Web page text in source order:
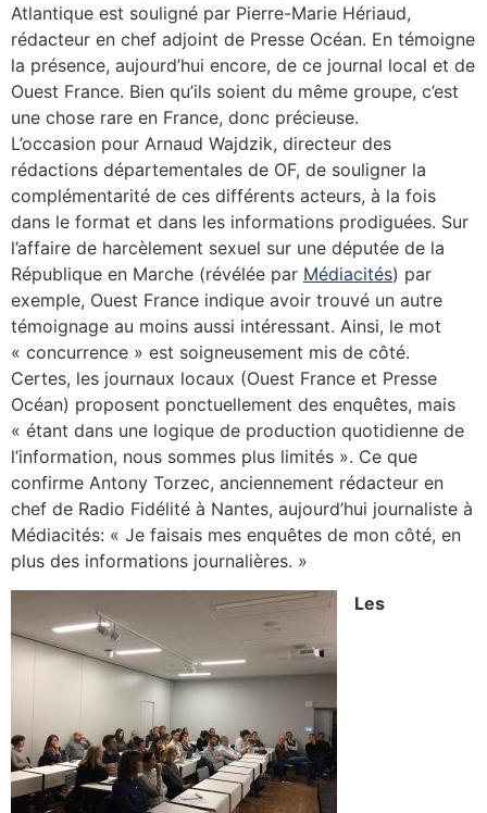
Atlantique est souligné par Pierre-Marie Hériaud,
rédacteur en chef adjoint de Presse Océan. En témoigne
la présence, aujourd’hui encore, de ce journal local et de
Ouest France. Bien qu’ils soient du même groupe, c’est
une chose rare en France, donc précieuse.
L’occasion pour Arnaud Wajdzik, directeur des
rédactions départementales de OF, de souligner la
complémentarité de ces différents acteurs, à la fois
dans le format et dans les informations prodiguées. Sur
l’affaire de harcèlement sexuel sur une députée de la
République en Marche (révélée par Médiacités) par
exemple, Ouest France indique avoir trouvé un autre
témoignage au moins aussi intéressant. Ainsi, le mot
« concurrence » est soigneusement mis de côté.
Certes, les journaux locaux (Ouest France et Presse
Océan) proposent ponctuellement des enquêtes, mais
« étant dans une logique de production quotidienne de
l’information, nous sommes plus limités ». Ce que
confirme Antony Torzec, anciennement rédacteur en
chef de Radio Fidélité à Nantes, aujourd’hui journaliste à
Médiacités: « Je faisais mes enquêtes de mon côté, en
plus des informations journalières. »
Les